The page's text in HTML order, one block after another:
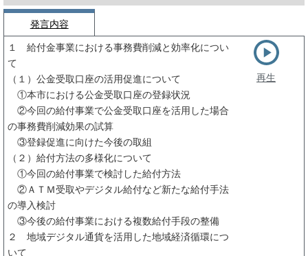
発言内容
１ 給付金事業における事務費削減と効率化につい
て
（１）公金受取口座の活用促進について
①本市における公金受取口座の登録状況
②今回の給付事業で公金受取口座を活用した場合
の事務費削減効果の試算
③登録促進に向けた今後の取組
（２）給付方法の多様化について
①今回の給付事業で検討した給付方法
②ＡＴＭ受取やデジタル給付など新たな給付手法
の導入検討
③今後の給付事業における複数給付手段の整備
２ 地域デジタル通貨を活用した地域経済循環につ
いて
再生